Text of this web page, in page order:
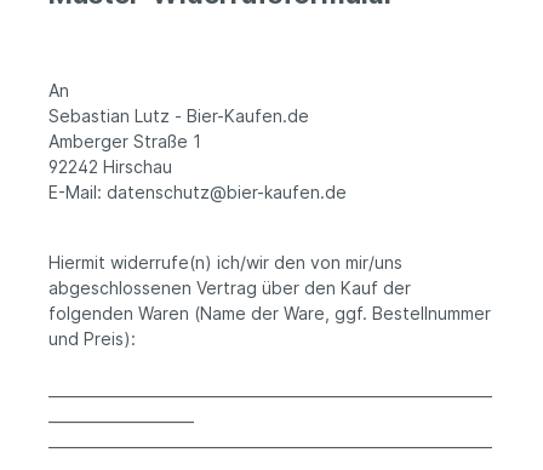
An
Sebastian Lutz - Bier-Kaufen.de
Amberger Straße 1
92242 Hirschau
E-Mail: datenschutz@bier-kaufen.de
Hiermit widerrufe(n) ich/wir den von mir/uns
abgeschlossenen Vertrag über den Kauf der
folgenden Waren (Name der Ware, ggf. Bestellnummer
und Preis):